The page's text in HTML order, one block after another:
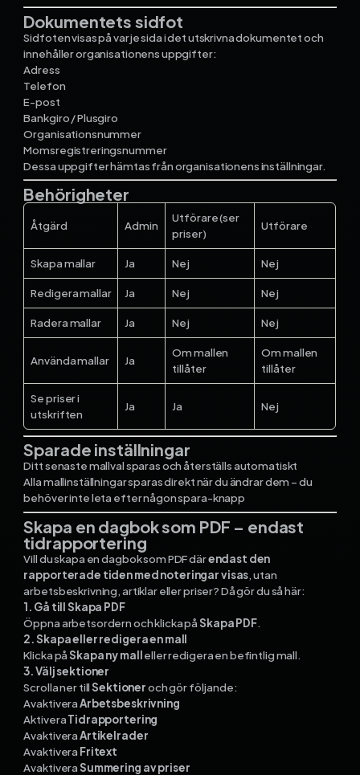
Dokumentets sidfot
Sidfoten visas på varje sida i det utskrivna dokumentet och
innehåller organisationens uppgifter:
Adress
Telefon
E-post
Bankgiro / Plusgiro
Organisationsnummer
Momsregistreringsnummer
Dessa uppgifter hämtas från organisationens inställningar.
Behörigheter
Åtgärd Admin
Utförare (ser
priser)
Utförare
Skapa mallar Ja Nej Nej
Redigera mallar Ja Nej Nej
Radera mallar Ja Nej Nej
Använda mallar Ja
Om mallen
tillåter
Om mallen
tillåter
Se priser i
utskriften
Ja Ja Nej
Sparade inställningar
Ditt senaste mallval sparas och återställs automatiskt
Alla mallinställningar sparas direkt när du ändrar dem – du
behöver inte leta efter någon spara-knapp
Skapa en dagbok som PDF – endast
tidrapportering
Vill du skapa en dagbok som PDF därendast den
rapporterade tiden med noteringar visas, utan
arbetsbeskrivning, artiklar eller priser? Då gör du så här:
1. Gå till Skapa PDF
Öppna arbetsordern och klicka påSkapa PDF.
2. Skapa eller redigera en mall
Klicka påSkapa ny malleller redigera en befintlig mall.
3. Välj sektioner
Scrolla ner tillSektioneroch gör följande:
AvaktiveraArbetsbeskrivning
AktiveraTidrapportering
AvaktiveraArtikelrader
Avaktivera Fritext
AvaktiveraSummering av priser